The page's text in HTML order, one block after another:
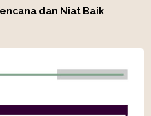
dan Niat Baik